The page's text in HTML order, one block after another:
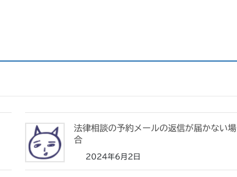
法律相談の予約メールの返信が届かない場
合
2024年6月2日